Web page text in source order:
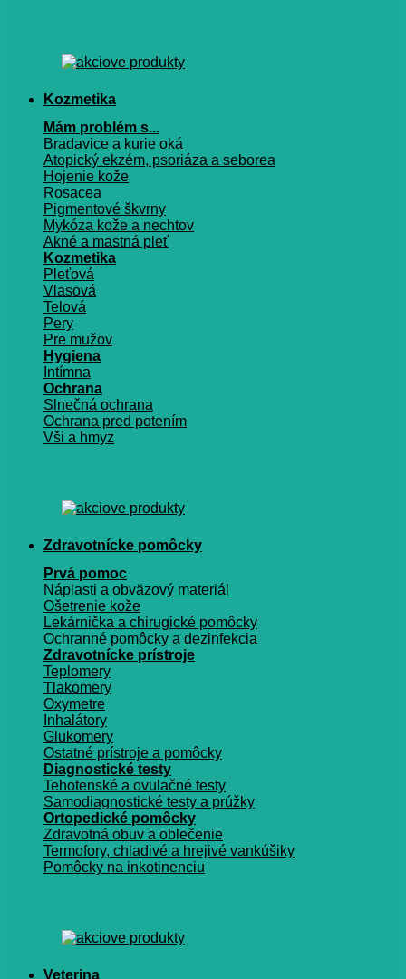
Kozmetika
Mám problém s...
Bradavice a kurie oká
Atopický ekzém, psoriáza a seborea
Hojenie kože
Rosacea
Pigmentové škvrny
Mykóza kože a nechtov
Akné a mastná pleť
Kozmetika
Pleťová
Vlasová
Telová
Pery
Pre mužov
Hygiena
Intímna
Ochrana
Slnečná ochrana
Ochrana pred potením
Vši a hmyz
Zdravotnícke pomôcky
Prvá pomoc
Náplasti a obväzový materiál
Ošetrenie kože
Lekárnička a chirugické pomôcky
Ochranné pomôcky a dezinfekcia
Zdravotnícke prístroje
Teplomery
Tlakomery
Oxymetre
Inhalátory
Glukomery
Ostatné prístroje a pomôcky
Diagnostické testy
Tehotenské a ovulačné testy
Samodiagnostické testy a prúžky
Ortopedické pomôcky
Zdravotná obuv a oblečenie
Termofory, chladivé a hrejivé vankúšiky
Pomôcky na inkotinenciu
Veterina